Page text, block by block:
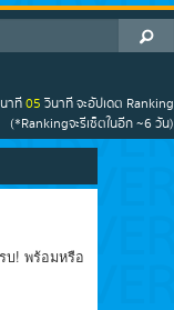
นาที04 วินาทีจะอัปเดต Ranking
(*Rankingจะรีเซ็ตในอีก ~6 วัน)
บ! พร้อมหรือ